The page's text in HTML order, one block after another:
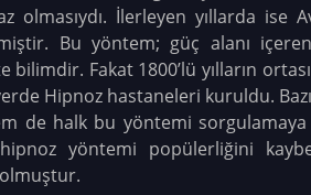
İlerleyen yıllarda ise
Bu yöntem; güç alanı içeren
Fakat 1800’lü yılların
Hipnoz hastaneleri kuruldu.
de halk bu yöntemi
hipnoz yöntemi popülerliğini